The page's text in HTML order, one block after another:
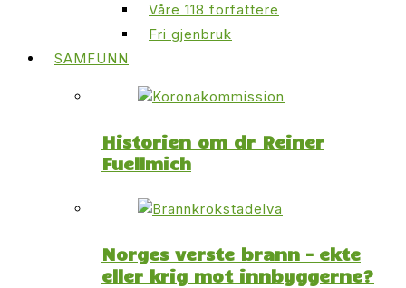
Våre 118 forfattere
Fri gjenbruk
SAMFUNN
Historien om dr Reiner
Fuellmich
Norges verste brann – ekte
eller krig mot innbyggerne?